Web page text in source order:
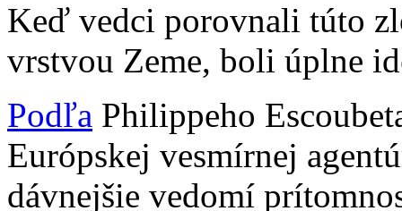
Keď vedci porovnali túto
vrstvou Zeme, boli úplne
Podľa Philippeho
Európskej vesmírnej
dávnejšie vedomí